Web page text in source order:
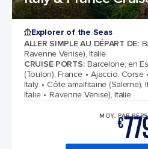
Explorer of the Seas
ALLER SIMPLE AU DÉPART DE:
Ravenne Venise), Italie
CRUISE PORTS: Barcelone, en
(Toulon), France
Ajaccio, Corse
Italy
Côte amalfitaine (Salerne),
Italie
Ravenne Venise), Italie
MOY. PAR
€